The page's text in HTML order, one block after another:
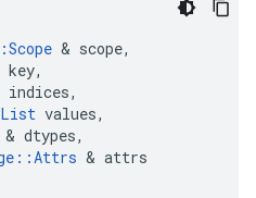
Scope & scope,
key,
indices,
values,
& dtypes,
::Attrs & attrs